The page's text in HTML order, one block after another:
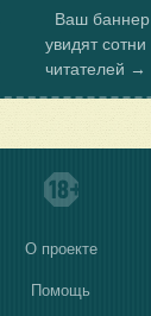
Ваш баннер
увидят сотни
читателей →
О проекте
Помощь